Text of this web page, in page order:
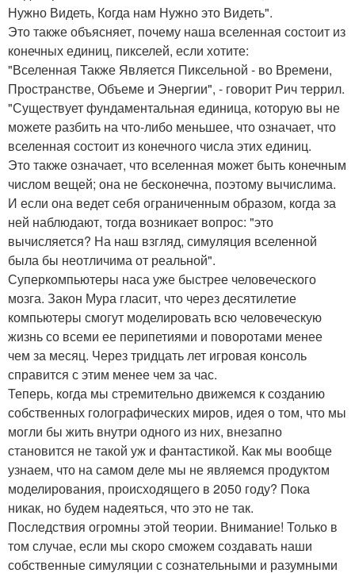
Нужно Видеть, Когда нам Нужно это Видеть".
Это также объясняет, почему наша вселенная состоит из
конечных единиц, пикселей, если хотите:
"Вселенная Также Является Пиксельной - во Времени,
Пространстве, Объеме и Энергии", - говорит Рич террил.
"Существует фундаментальная единица, которую вы не
можете разбить на что-либо меньшее, что означает, что
вселенная состоит из конечного числа этих единиц.
Это также означает, что вселенная может быть конечным
числом вещей; она не бесконечна, поэтому вычислима.
И если она ведет себя ограниченным образом, когда за
ней наблюдают, тогда возникает вопрос: "это
вычисляется? На наш взгляд, симуляция вселенной
была бы неотличима от реальной".
Суперкомпьютеры наса уже быстрее человеческого
мозга. Закон Мура гласит, что через десятилетие
компьютеры смогут моделировать всю человеческую
жизнь со всеми ее перипетиями и поворотами менее
чем за месяц. Через тридцать лет игровая консоль
справится с этим менее чем за час.
Теперь, когда мы стремительно движемся к созданию
собственных голографических миров, идея о том, что мы
могли бы жить внутри одного из них, внезапно
становится не такой уж и фантастикой. Как мы вообще
узнаем, что на самом деле мы не являемся продуктом
моделирования, происходящего в 2050 году? Пока
никак, но будем надеяться, что это не так.
Последствия огромны этой теории. Внимание! Только в
том случае, если мы скоро сможем создавать наши
собственные симуляции с сознательными и разумными